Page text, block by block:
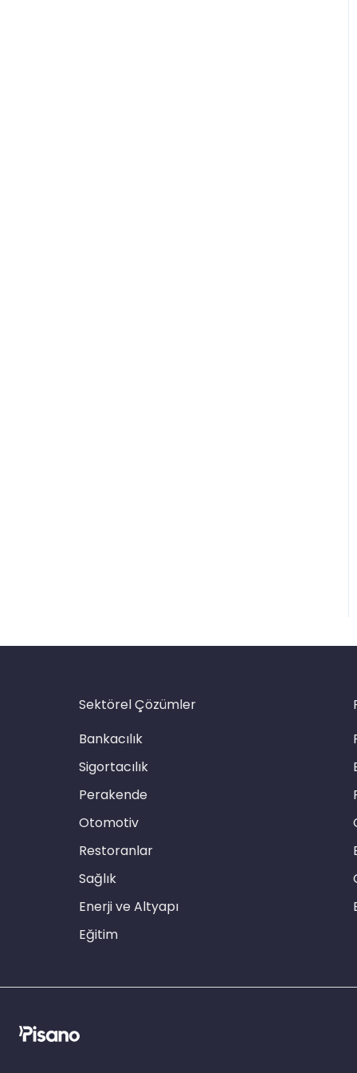
Sektörel Çözümler
Bankacılık
Sigortacılık
Perakende
Otomotiv
Restoranlar
Sağlık
Enerji ve Altyapı
Eğitim